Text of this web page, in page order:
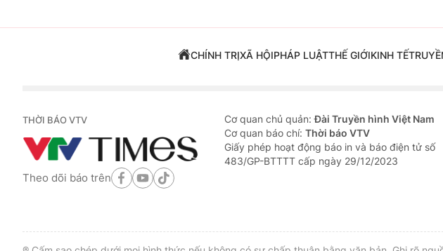
CHÍNH TRỊXÃ HỘIPHÁP LUẬTTHẾ GIỚIKINH TẾ
THỜI BÁO VTV
Theo dõi báo trên
Cơ quan chủ quản:Đài Truyền hình Việt Nam
Cơ quan báo chí: Thời báo VTV
Giấy phép hoạt động báo in và báo điện tử số
483/GP-BTTTT cấp ngày 29/12/2023